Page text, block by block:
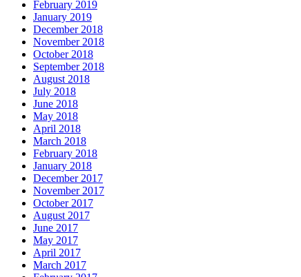
February 2019
January 2019
December 2018
November 2018
October 2018
September 2018
August 2018
July 2018
June 2018
May 2018
April 2018
March 2018
February 2018
January 2018
December 2017
November 2017
October 2017
August 2017
June 2017
May 2017
April 2017
March 2017